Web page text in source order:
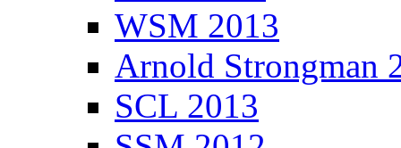
WSM 2013
Arnold Strongman
SCL 2013